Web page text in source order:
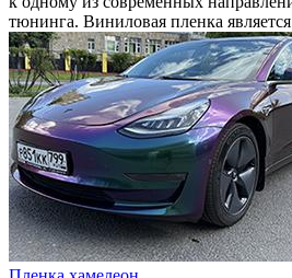
тюнинга. Виниловая пленка